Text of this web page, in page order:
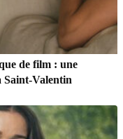
de film : une
Saint-Valentin